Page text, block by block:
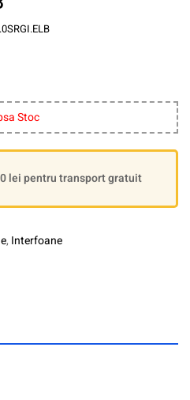
Stoc
lei pentru transport gratuit
, Interfoane